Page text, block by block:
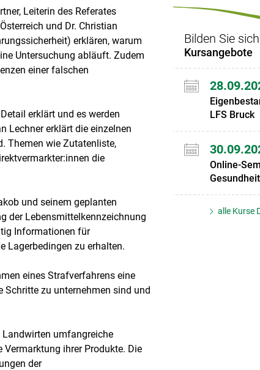
Leiterin des Referates
und Dr. Christian
erklären, warum
Untersuchung abläuft. Zudem
einer falschen
erklärt und es werden
Lechner erklärt die einzelnen
Themen wie Zutatenliste,
die
und seinem geplanten
der Lebensmittelkennzeichnung
Informationen für
Lagerbedingen zu erhalten.
eines Strafverfahrens eine
zu unternehmen sind und
umfangreiche
ihrer Produkte. Die
der
Bilden Sie
Kursangebote
LFS Bruck
Online-
alle Kurse